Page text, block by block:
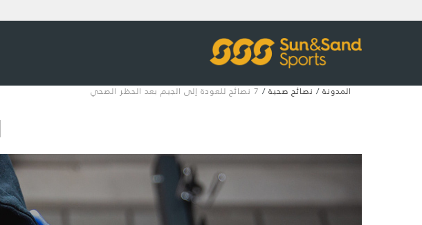
المدونة/ نصائح صحية/ 7 نصائح للعودة إلى الجيم بعد الحظر الصحي